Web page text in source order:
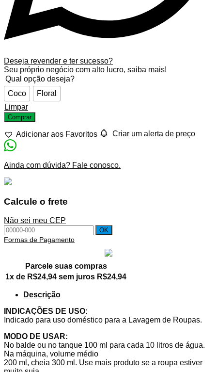
Deseja revender e ter sucesso?
Seu próprio negócio com alto lucro, saiba mais!
Qual opção deseja?
Coco
Floral
Limpar
Comprar
Adicionar aos Favoritos Criar um alerta de preço
Ainda com dúvida? Fale conosco.
Calcule o frete
Não sei meu CEP
Formas de Pagamento
Parcele suas compras
1x de R$24,94 sem juros R$24,94
Descrição
INDICAÇÕES DE USO:
Indicado para uso doméstico para a Lavagem de Roupas.
MODO DE USAR:
No balde ou no tanque 100 ml para cada 10 litros de água.
Na máquina, volume médio
200 ml, cheia 300 ml. Use mais produto se a roupa estiver